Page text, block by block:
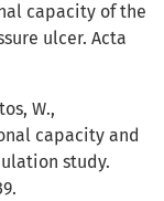
capacity of the
ulcer. Acta
W.,
capacity and
study.